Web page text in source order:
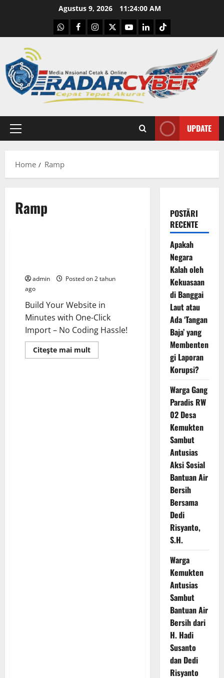
Agustus 9, 2026 11:24:01 AM
WhatsApp
Facebook
Instagram
X YoutubelinkedinTiktok
Primary
UPDATE
Home Ramp
Ramp
admin
Posted on 2 tahun
ago
Build Your Website in
Minutes with One-Click
Import – No Coding Hassle!
Citeşte mai multRead
more
POSTĂRI
RECENTE
Apakah
Negara
Kalah oleh
Kekuasaan
di Banggai
Laut atau
Ada ‘Tangan
Baja’ yang
Membenten
gi Laporan
Korupsi?
Warga Gang
Paradis RW
02 Desa
Kemukten
Sambut
Antusias
Aksi Sosial
Bantuan Air
Bersih
Bersama
Dedi
Risyanto,
S.H.
Warga
Kemukten
Antusias
Sambut
Bantuan Air
Bersih dari
H. Hadi
Susanto
dan Dedi
Risyanto